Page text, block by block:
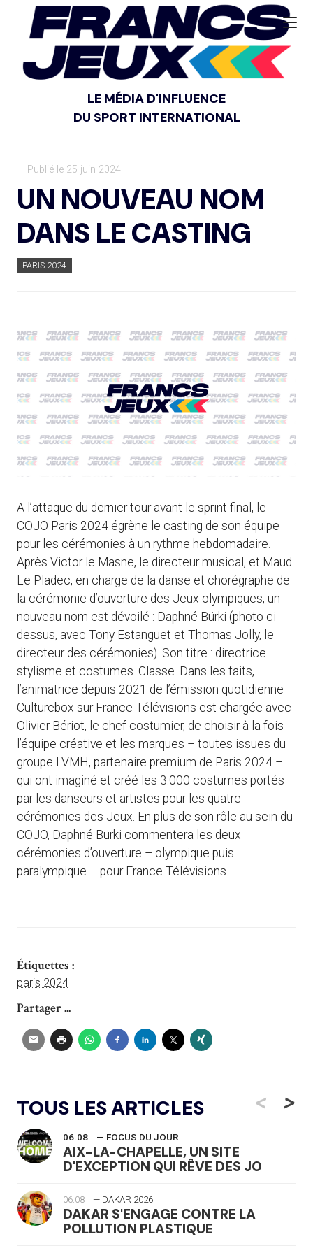
LE MÉDIA D'INFLUENCE
DU SPORT INTERNATIONAL
— Publié le 25 juin 2024
UN NOUVEAU NOM
DANS LE CASTING
PARIS 2024
A l’attaque du dernier tour avant le sprint final, le
COJO Paris 2024 égrène le casting de son équipe
pour les cérémonies à un rythme hebdomadaire.
Après Victor le Masne, le directeur musical, et Maud
Le Pladec, en charge de la danse et chorégraphe de
la cérémonie d’ouverture des Jeux olympiques, un
nouveau nom est dévoilé : Daphné Bürki (photo ci-
dessus, avec Tony Estanguet et Thomas Jolly, le
directeur des cérémonies). Son titre : directrice
stylisme et costumes. Classe. Dans les faits,
l’animatrice depuis 2021 de l’émission quotidienne
Culturebox sur France Télévisions est chargée avec
Olivier Bériot, le chef costumier, de choisir à la fois
l’équipe créative et les marques – toutes issues du
groupe LVMH, partenaire premium de Paris 2024 –
qui ont imaginé et créé les 3.000 costumes portés
par les danseurs et artistes pour les quatre
cérémonies des Jeux. En plus de son rôle au sein du
COJO, Daphné Bürki commentera les deux
cérémonies d’ouverture – olympique puis
paralympique – pour France Télévisions.
Étiquettes :
paris 2024
Partager ...
TOUS LES ARTICLES <
06.08 — FOCUS DU JOUR
AIX-LA-CHAPELLE, UN SITE
D'EXCEPTION QUI RÊVE DES JO
06.08 — DAKAR 2026
DAKAR S'ENGAGE CONTRE LA
POLLUTION PLASTIQUE
>